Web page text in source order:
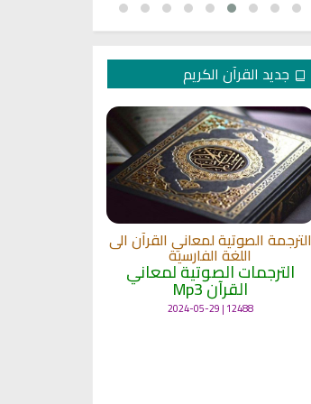
جديد القرآن الكريم
الترجمة الصوتية لمعاني القرآن الى
اللغة الفارسية
الترجمات الصوتية لمعاني
القرآن Mp3
12488 | 2024-05-29